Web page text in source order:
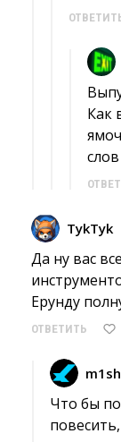
Как
TykTyk
Да ну вас
Ерунду
ОТВЕТИТЬ
Что бы